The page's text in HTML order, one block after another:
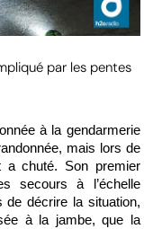
par les pentes
à la gendarmerie
mais lors de
a chuté. Son premier
secours à l’échelle
de décrire la situation,
à la jambe, que la